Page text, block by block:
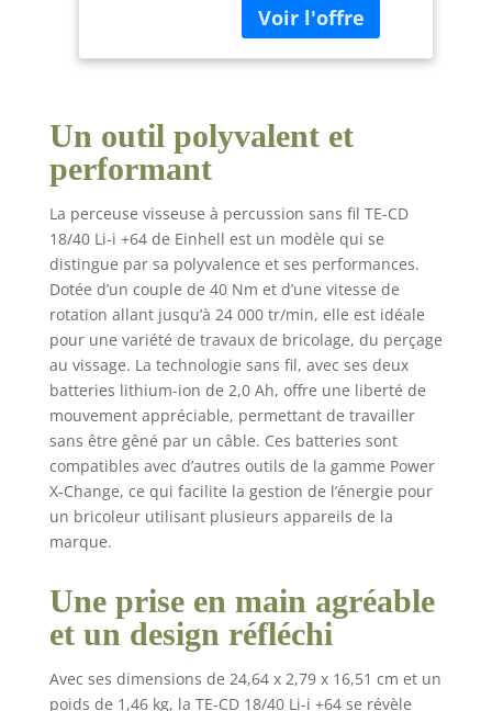
compatible avec tous
les outils de jardinage
et de bricolage
2 vitesses de la
visseuse-perceuse à
puissants avec un
couple de 40 Nm et 21
niveaux de couple
Nombreux accessoires
- La visseuse-perceuse
à percussion sans fil
TE-CD 18/40 Li-i +64
(2x2,0 Ah) est vendue
avec 2 batteries 2,0 Ah
PXC, un chargeur, un
coffret et un kit de 64
accessoires Mandrin
auto-serrant - Le
mandrin monodouille
de main l’accessoire
souhaité Utilisation
adaptée aux matériaux
électronique permet
une adaptation
Un outil polyvalent et
performant
La perceuse visseuse à percussion sans fil TE-CD
18/40 Li-i +64 de Einhell est un modèle qui se
distingue par sa polyvalence et ses performances.
Dotée d’un couple de 40 Nm et d’une vitesse de
rotation allant jusqu’à 24 000 tr/min, elle est idéale
pour une variété de travaux de bricolage, du perçage
au vissage. La technologie sans fil, avec ses deux
batteries lithium-ion de 2,0 Ah, offre une liberté de
mouvement appréciable, permettant de travailler
sans être gêné par un câble. Ces batteries sont
compatibles avec d’autres outils de la gamme Power
X-Change, ce qui facilite la gestion de l’énergie pour
un bricoleur utilisant plusieurs appareils de la
marque.
Une prise en main agréable
et un design réfléchi
Avec ses dimensions de 24,64 x 2,79 x 16,51 cm et un
poids de 1,46 kg, la TE-CD 18/40 Li-i +64 se révèle